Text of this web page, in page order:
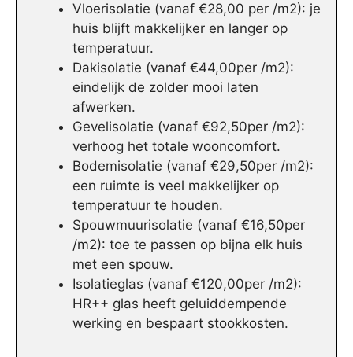
Vloerisolatie (vanaf €28,00 per /m2): je
huis blijft makkelijker en langer op
temperatuur.
Dakisolatie (vanaf €44,00per /m2):
eindelijk de zolder mooi laten
afwerken.
Gevelisolatie (vanaf €92,50per /m2):
verhoog het totale wooncomfort.
Bodemisolatie (vanaf €29,50per /m2):
een ruimte is veel makkelijker op
temperatuur te houden.
Spouwmuurisolatie (vanaf €16,50per
/m2): toe te passen op bijna elk huis
met een spouw.
Isolatieglas (vanaf €120,00per /m2):
HR++ glas heeft geluiddempende
werking en bespaart stookkosten.